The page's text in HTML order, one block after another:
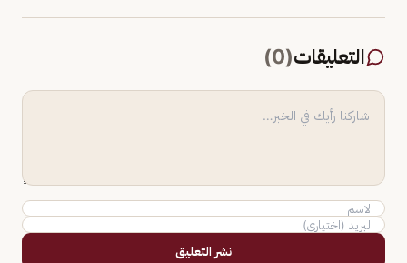
التعليقات(
0
)
نشر التعليق